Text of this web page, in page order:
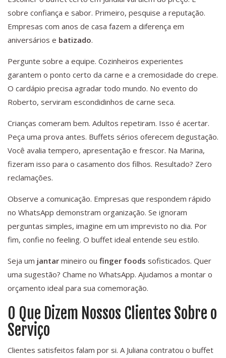
sobre confiança e sabor. Primeiro, pesquise a reputação.
Empresas com anos de casa fazem a diferença em
aniversários e batizado.
Pergunte sobre a equipe. Cozinheiros experientes
garantem o ponto certo da carne e a cremosidade do crepe.
O cardápio precisa agradar todo mundo. No evento do
Roberto, serviram escondidinhos de carne seca.
Crianças comeram bem. Adultos repetiram. Isso é acertar.
Peça uma prova antes. Buffets sérios oferecem degustação.
Você avalia tempero, apresentação e frescor. Na Marina,
fizeram isso para o casamento dos filhos. Resultado? Zero
reclamações.
Observe a comunicação. Empresas que respondem rápido
no WhatsApp demonstram organização. Se ignoram
perguntas simples, imagine em um imprevisto no dia. Por
fim, confie no feeling. O buffet ideal entende seu estilo.
Seja um jantar mineiro ou finger foods sofisticados. Quer
uma sugestão? Chame no WhatsApp. Ajudamos a montar o
orçamento ideal para sua comemoração.
O Que Dizem Nossos Clientes Sobre o
Serviço
Clientes satisfeitos falam por si. A Juliana contratou o buffet